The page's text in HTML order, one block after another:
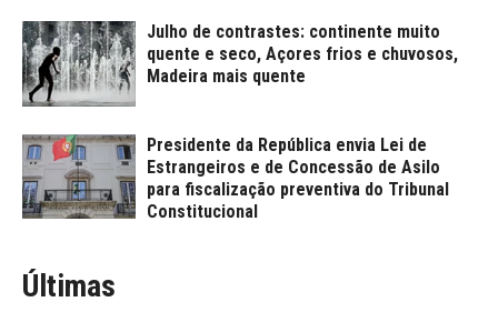
Julho de contrastes: continente muito
quente e seco, Açores frios e chuvosos,
Madeira mais quente
Presidente da República envia Lei de
Estrangeiros e de Concessão de Asilo
para fiscalização preventiva do Tribunal
Constitucional
Últimas